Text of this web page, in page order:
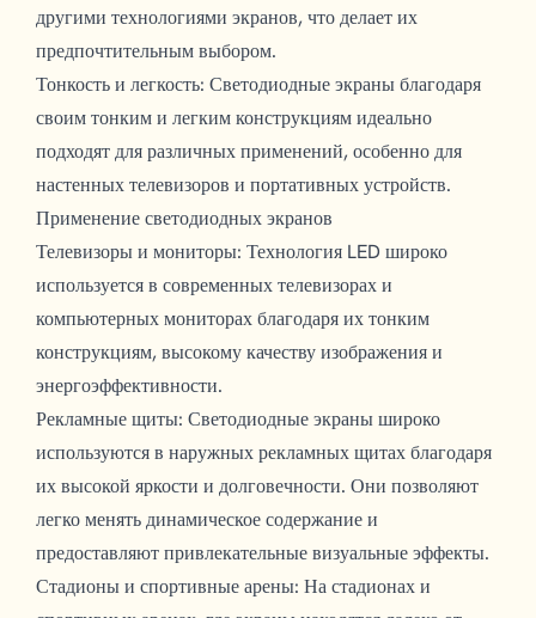
другими технологиями экранов, что делает их
предпочтительным выбором.
Тонкость и легкость: Светодиодные экраны благодаря
своим тонким и легким конструкциям идеально
подходят для различных применений, особенно для
настенных телевизоров и портативных устройств.
Применение светодиодных экранов
Телевизоры и мониторы: Технология LED широко
используется в современных телевизорах и
компьютерных мониторах благодаря их тонким
конструкциям, высокому качеству изображения и
энергоэффективности.
Рекламные щиты: Светодиодные экраны широко
используются в наружных рекламных щитах благодаря
их высокой яркости и долговечности. Они позволяют
легко менять динамическое содержание и
предоставляют привлекательные визуальные эффекты.
Стадионы и спортивные арены: На стадионах и